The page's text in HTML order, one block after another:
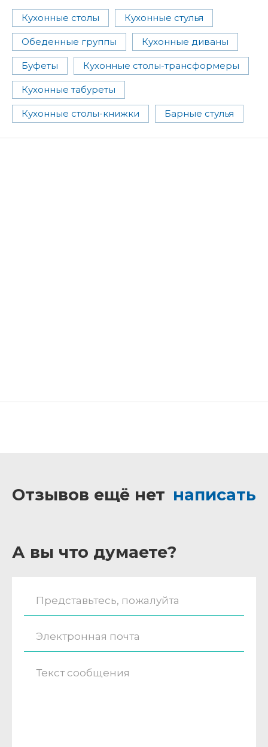
Кухонные столы Кухонные стулья
Обеденные группы Кухонные диваны
Буфеты Кухонные столы-трансформеры
Кухонные табуреты
Кухонные столы-книжки Барные стулья
Отзывов ещё нет написать
А вы что думаете?